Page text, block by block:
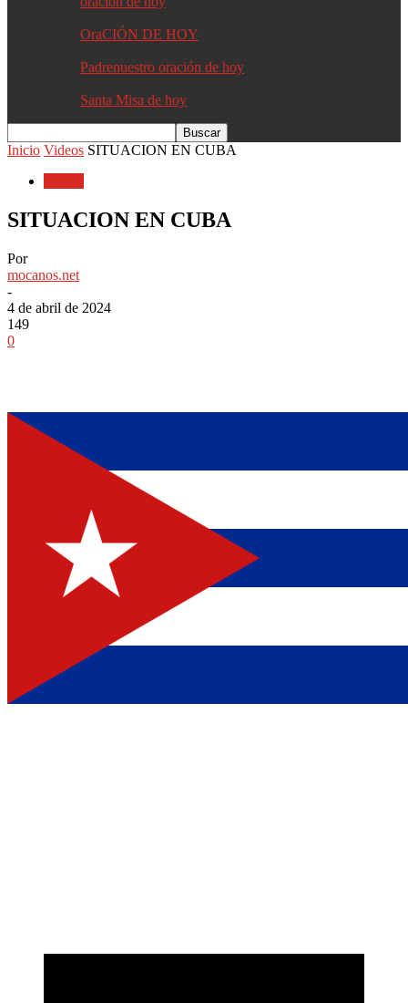
OraCIÓN DE HOY
Padrenuestro oración de hoy
Santa Misa de hoy
Inicio Videos SITUACION EN CUBA
SITUACION EN CUBA
Por
mocanos.net
-
4 de abril de 2024
149
0